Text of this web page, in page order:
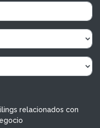
relacionados con